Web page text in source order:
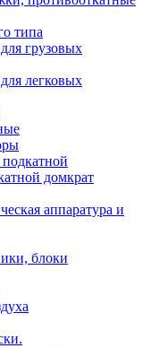
типа
грузовых
легковых
домкрат
аппаратура и
блоки